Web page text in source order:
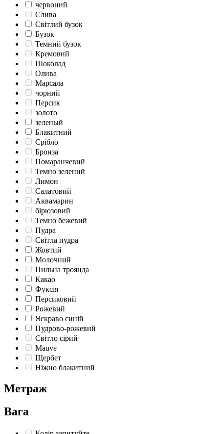
червоний
Слива
Світлий бузок
Бузок
Темний бузок
Кремовий
Шоколад
Олива
Марсала
чорний
Персик
золото
зеленый
Блакитний
Срібло
Бронза
Помаранчевий
Темно зелений
Лимон
Салатовий
Аквамарин
бірюзовий
Темно бежевий
Пудра
Світла пудра
Жовтий
Молочний
Пильна троянда
Какао
Фуксія
Персиковий
Рожевий
Яскраво синій
Пудрово-рожевий
Світло сірий
Mauve
Щербет
Ніжно блакитний
Метраж
Вага